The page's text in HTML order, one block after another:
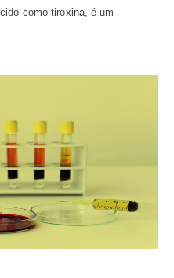
como tiroxina, é um